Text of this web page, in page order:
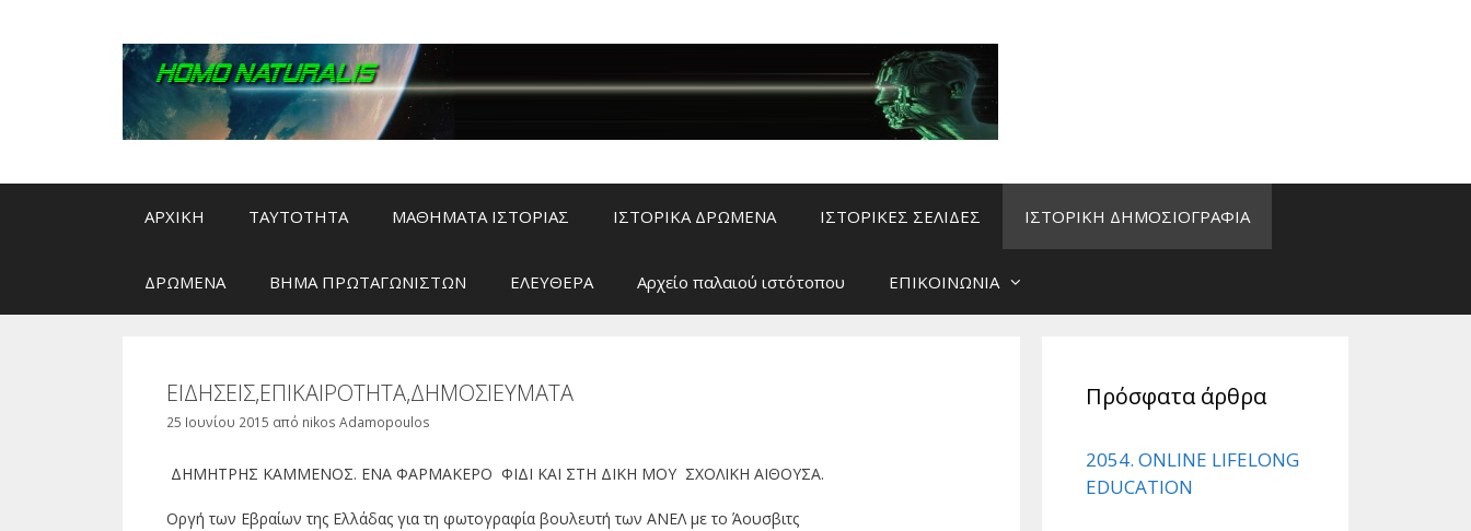
ΑΡΧΙΚΗ ΤΑΥΤΟΤΗΤΑ ΜΑΘΗΜΑΤΑ ΙΣΤΟΡΙΑΣ ΙΣΤΟΡΙΚΑ ΔΡΩΜΕΝΑ ΙΣΤΟΡΙΚΕΣ ΣΕΛΙΔΕΣ ΙΣΤΟΡΙΚΗ ΔΗΜΟΣΙΟΓΡΑΦΙΑ
ΔΡΩΜΕΝΑ ΒΗΜΑ ΠΡΩΤΑΓΩΝΙΣΤΩΝ ΕΛΕΥΘΕΡΑ Αρχείο παλαιού ιστότοπου ΕΠΙΚΟΙΝΩΝΙΑ
ΕΙΔΗΣΕΙΣ,ΕΠΙΚΑΙΡΟΤΗΤΑ,ΔΗΜΟΣΙΕΥΜΑΤΑ
25 Ιουνίου 2015 από nikos Adamopoulos
ΔΗΜΗΤΡΗΣ ΚΑΜΜΕΝΟΣ. ΕΝΑ ΦΑΡΜΑΚΕΡΟ ΦΙΔΙ ΚΑΙ ΣΤΗ ΔΙΚΗ ΜΟΥ ΣΧΟΛΙΚΗ ΑΙΘΟΥΣΑ.
Οργή των Εβραίων της Ελλάδας για τη φωτογραφία βουλευτή των ΑΝΕΛ με το Άουσβιτς
Πρόσφατα άρθρα
2054. ONLINE LIFELONG
EDUCATION